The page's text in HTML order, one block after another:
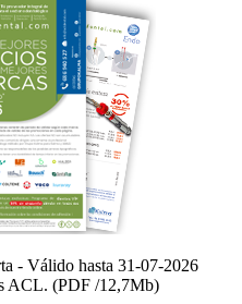
- Válido hasta 31-07-2026
ACL. (PDF /12,7Mb)